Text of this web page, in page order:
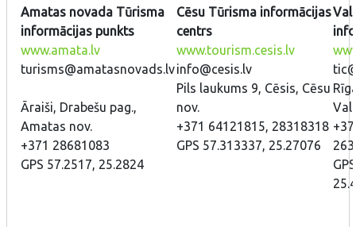
Amatas novada Tūrisma
informācijas punkts
www.amata.lv
turisms@amatasnovads.lv
Āraiši, Drabešu pag.,
Amatas nov.
+371 28681083
GPS 57.2517, 25.2824
Cēsu Tūrisma informācijas
centrs
www.tourism.cesis.lv
info@cesis.lv
Pils laukums 9, Cēsis, Cēsu
nov.
+371 64121815, 28318318
GPS 57.313337, 25.27076